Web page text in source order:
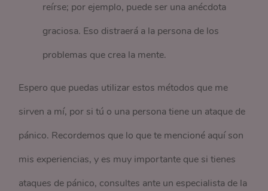
reírse; por ejemplo, puede ser una anécdota
graciosa. Eso distraerá a la persona de los
problemas que crea la mente.
Espero que puedas utilizar estos métodos que me
sirven a mí, por si tú o una persona tiene un ataque de
pánico. Recordemos que lo que te mencioné aquí son
mis experiencias, y es muy importante que si tienes
ataques de pánico, consultes ante un especialista de la